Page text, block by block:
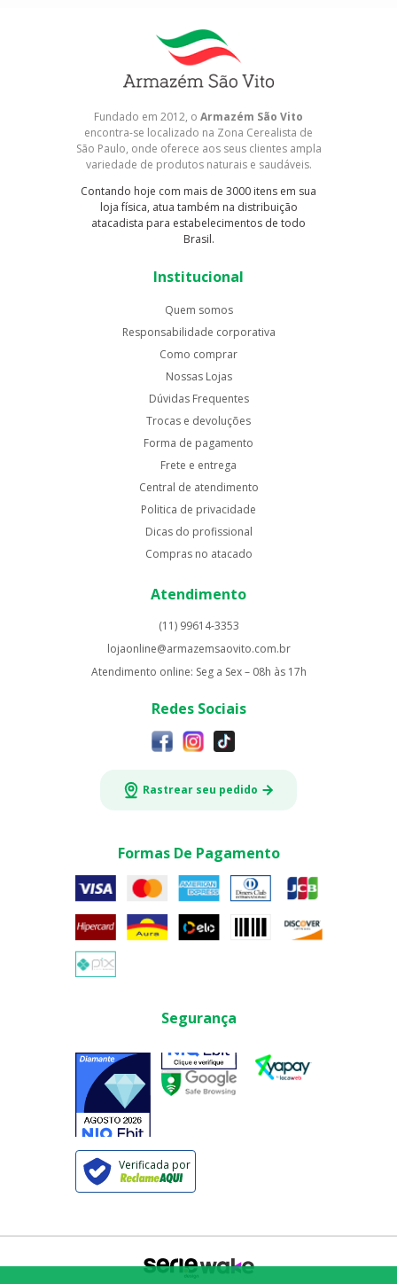
Fundado em 2012, o Armazém São Vito
encontra-se localizado na Zona Cerealista de
São Paulo, onde oferece aos seus clientes ampla
variedade de produtos naturais e saudáveis.
Contando hoje com mais de 3000 itens em sua
loja física, atua também na distribuição
atacadista para estabelecimentos de todo
Brasil.
Institucional
Quem somos
Responsabilidade corporativa
Como comprar
Nossas Lojas
Dúvidas Frequentes
Trocas e devoluções
Forma de pagamento
Frete e entrega
Central de atendimento
Politica de privacidade
Dicas do profissional
Compras no atacado
Atendimento
(11) 99614-3353
lojaonline@armazemsaovito.com.br
Atendimento online: Seg a Sex – 08h às 17h
Redes Sociais
Rastrear seu pedido
Formas De Pagamento
Segurança
Verificada por